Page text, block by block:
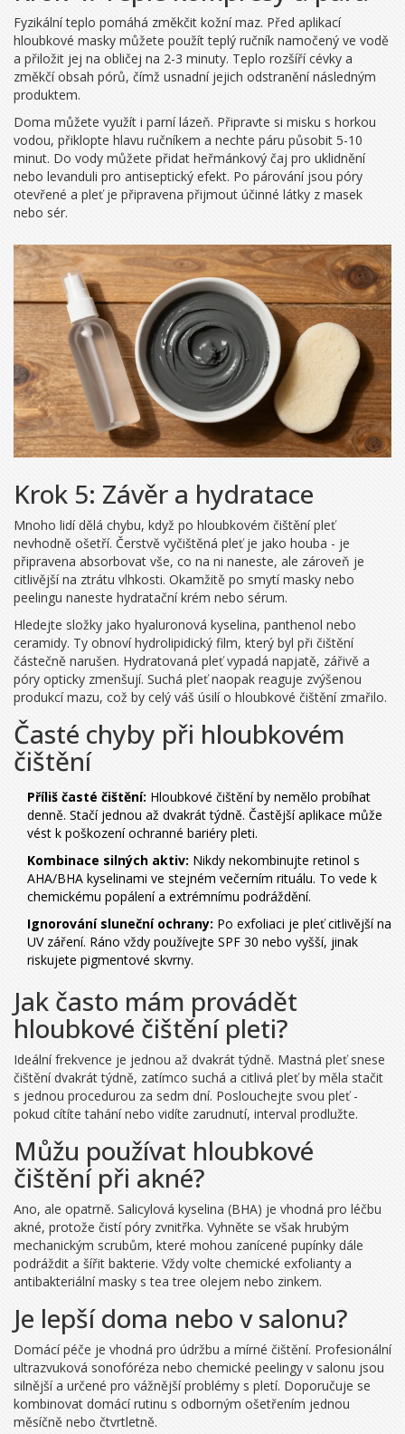
Fyzikální teplo pomáhá změkčit kožní maz. Před aplikací
hloubkové masky můžete použít teplý ručník namočený ve vodě
a přiložit jej na obličej na 2-3 minuty. Teplo rozšíří cévky a
změkčí obsah pórů, čímž usnadní jejich odstranění následným
produktem.
Doma můžete využít i parní lázeň. Připravte si misku s horkou
vodou, přiklopte hlavu ručníkem a nechte páru působit 5-10
minut. Do vody můžete přidat heřmánkový čaj pro uklidnění
nebo levanduli pro antiseptický efekt. Po párování jsou póry
otevřené a pleť je připravena přijmout účinné látky z masek
nebo sér.
Krok 5: Závěr a hydratace
Mnoho lidí dělá chybu, když po hloubkovém čištění pleť
nevhodně ošetří. Čerstvě vyčištěná pleť je jako houba - je
připravena absorbovat vše, co na ni naneste, ale zároveň je
citlivější na ztrátu vlhkosti. Okamžitě po smytí masky nebo
peelingu naneste hydratační krém nebo sérum.
Hledejte složky jako hyaluronová kyselina, panthenol nebo
ceramidy. Ty obnoví hydrolipidický film, který byl při čištění
částečně narušen. Hydratovaná pleť vypadá napjatě, zářivě a
póry opticky zmenšují. Suchá pleť naopak reaguje zvýšenou
produkcí mazu, což by celý váš úsilí o hloubkové čištění zmařilo.
Časté chyby při hloubkovém
čištění
Příliš časté čištění: Hloubkové čištění by nemělo probíhat
denně. Stačí jednou až dvakrát týdně. Častější aplikace může
vést k poškození ochranné bariéry pleti.
Kombinace silných aktiv: Nikdy nekombinujte retinol s
AHA/BHA kyselinami ve stejném večerním rituálu. To vede k
chemickému popálení a extrémnímu podráždění.
Ignorování sluneční ochrany: Po exfoliaci je pleť citlivější na
UV záření. Ráno vždy používejte SPF 30 nebo vyšší, jinak
riskujete pigmentové skvrny.
Jak často mám provádět
hloubkové čištění pleti?
Ideální frekvence je jednou až dvakrát týdně. Mastná pleť snese
čištění dvakrát týdně, zatímco suchá a citlivá pleť by měla stačit
s jednou procedurou za sedm dní. Poslouchejte svou pleť -
pokud cítíte tahání nebo vidíte zarudnutí, interval prodlužte.
Můžu používat hloubkové
čištění při akné?
Ano, ale opatrně. Salicylová kyselina (BHA) je vhodná pro léčbu
akné, protože čistí póry zvnitřka. Vyhněte se však hrubým
mechanickým scrubům, které mohou zanícené pupínky dále
podráždit a šířit bakterie. Vždy volte chemické exfolianty a
antibakteriální masky s tea tree olejem nebo zinkem.
Je lepší doma nebo v salonu?
Domácí péče je vhodná pro údržbu a mírné čištění. Profesionální
ultrazvuková sonofóréza nebo chemické peelingy v salonu jsou
silnější a určené pro vážnější problémy s pletí. Doporučuje se
kombinovat domácí rutinu s odborným ošetřením jednou
měsíčně nebo čtvrtletně.